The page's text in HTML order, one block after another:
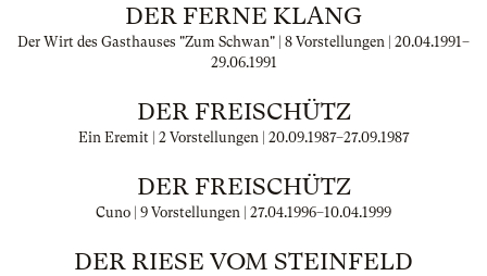
DER FERNE KLANG
Der Wirt des Gasthauses "Zum Schwan" | 8 Vorstellungen | 20.04.1991–
29.06.1991
DER FREISCHÜTZ
Ein Eremit | 2 Vorstellungen | 20.09.1987–27.09.1987
DER FREISCHÜTZ
Cuno | 9 Vorstellungen | 27.04.1996–10.04.1999
DER RIESE VOM STEINFELD